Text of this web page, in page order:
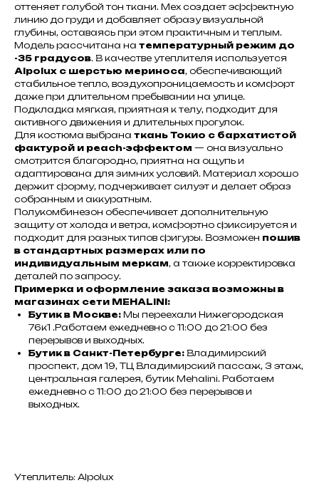
оттеняет голубой тон ткани. Мех создает эффектную
линию до груди и добавляет образу визуальной
глубины, оставаясь при этом практичным и теплым.
Модель рассчитана на температурный режим до
-35 градусов. В качестве утеплителя используется
Alpolux с шерстью мериноса, обеспечивающий
стабильное тепло, воздухопроницаемость и комфорт
даже при длительном пребывании на улице.
Подкладка мягкая, приятная к телу, подходит для
активного движения и длительных прогулок.
Для костюма выбрана ткань Токио с бархатистой
фактурой и peach-эффектом — она визуально
смотрится благородно, приятна на ощупь и
адаптирована для зимних условий. Материал хорошо
держит форму, подчеркивает силуэт и делает образ
собранным и аккуратным.
Полукомбинезон обеспечивает дополнительную
защиту от холода и ветра, комфортно фиксируется и
подходит для разных типов фигуры. Возможен пошив
в стандартных размерах или по
индивидуальным меркам, а также корректировка
деталей по запросу.
Примерка и оформление заказа возможны в
магазинах сети MEHALINI:
Бутик в Москве: Мы переехали Нижегородская
76к1 .Работаем ежедневно с 11:00 до 21:00 без
перерывов и выходных.
Бутик в Санкт-Петербурге: Владимирский
проспект, дом 19, ТЦ Владимирский пассаж, 3 этаж,
центральная галерея, бутик Mehalini. Работаем
ежедневно с 11:00 до 21:00 без перерывов и
выходных.
Утеплитель: Alpolux